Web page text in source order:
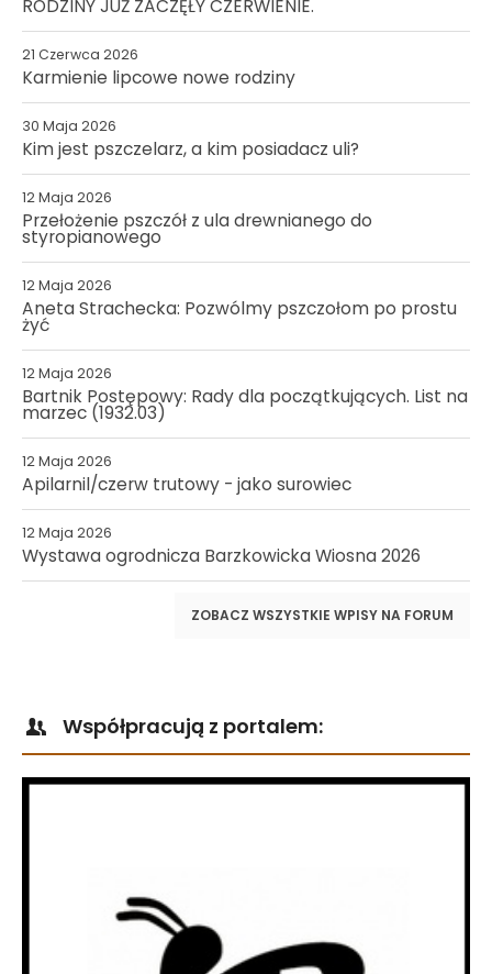
RODZINY JUŻ ZACZĘŁY CZERWIENIE.
21 Czerwca 2026
Karmienie lipcowe nowe rodziny
30 Maja 2026
Kim jest pszczelarz, a kim posiadacz uli?
12 Maja 2026
Przełożenie pszczół z ula drewnianego do
styropianowego
12 Maja 2026
Aneta Strachecka: Pozwólmy pszczołom po prostu
żyć
12 Maja 2026
Bartnik Postępowy: Rady dla początkujących. List na
marzec (1932.03)
12 Maja 2026
Apilarnil/czerw trutowy - jako surowiec
12 Maja 2026
Wystawa ogrodnicza Barzkowicka Wiosna 2026
ZOBACZ WSZYSTKIE WPISY NA FORUM
Współpracują z portalem: